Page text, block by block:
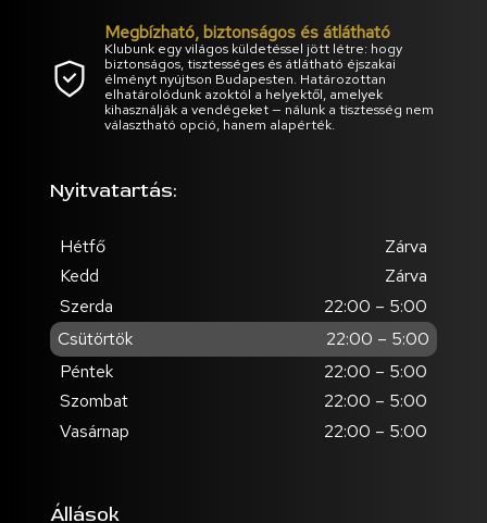
Megbízható, biztonságos és átlátható
Klubunk egy világos küldetéssel jött létre: hogy
biztonságos, tisztességes és átlátható éjszakai
élményt nyújtson Budapesten. Határozottan
elhatárolódunk azoktól a helyektől, amelyek
kihasználják a vendégeket — nálunk a tisztesség nem
választható opció, hanem alapérték.
Nyitvatartás:
Hétfő
Zárva
Kedd
Zárva
Szerda
22:00 – 5:00
Csütörtök
22:00 – 5:00
Péntek
22:00 – 5:00
Szombat
22:00 – 5:00
Vasárnap
22:00 – 5:00
Állások